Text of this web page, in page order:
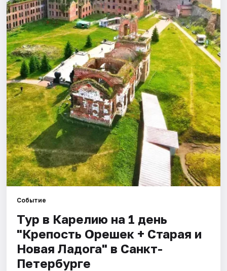
Города
Площадки
Артисты
Рейтинги
Событие
Тур в Карелию на 1 день
"Крепость Орешек + Старая и
Новая Ладога" в Санкт-
Петербурге